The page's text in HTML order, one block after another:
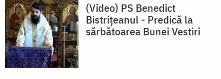
(Video) PS Benedict
Bistrițeanul - Predică la
sărbătoarea Bunei Vestiri